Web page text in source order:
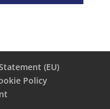
(EU)
Policy